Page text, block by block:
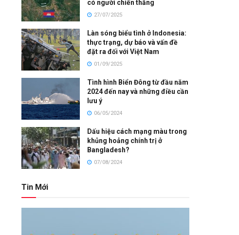
có người chiến thắng
27/07/2025
Làn sóng biểu tình ở Indonesia:
thực trạng, dự báo và vấn đề
đặt ra đối với Việt Nam
01/09/2025
Tình hình Biển Đông từ đầu năm
2024 đến nay và những điều cần
lưu ý
06/05/2024
Dấu hiệu cách mạng màu trong
khủng hoảng chính trị ở
Bangladesh?
07/08/2024
Tin Mới